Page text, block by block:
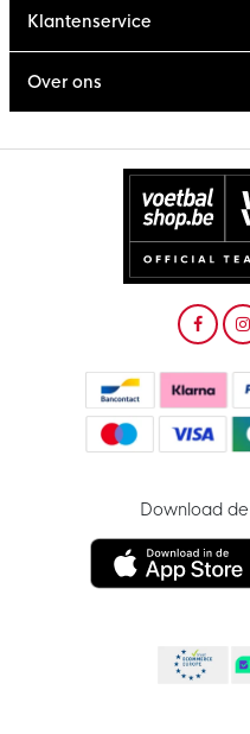
Klantenservice
Over ons
Download